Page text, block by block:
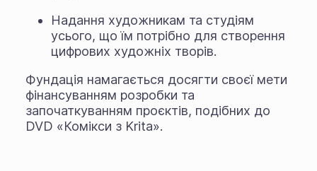
Надання художникам та студіям
усього, що їм потрібно для створення
цифрових художніх творів.
Фундація намагається досягти своєї мети
фінансуванням розробки та
започаткуванням проєктів, подібних до
DVD «Комікси з Krita».